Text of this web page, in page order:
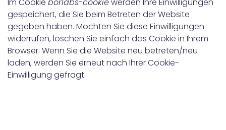
gespeichert, die Sie beim Betreten der Website
gegeben haben. Möchten Sie diese Einwilligungen
widerrufen, löschen Sie einfach das Cookie in Ihrem
Browser. Wenn Sie die Website neu betreten/neu
laden, werden Sie erneut nach Ihrer Cookie-
Einwilligung gefragt.